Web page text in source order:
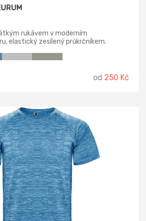
rukávem v moderním
elastický zesílený průkrčníkem.
od 250 Kč